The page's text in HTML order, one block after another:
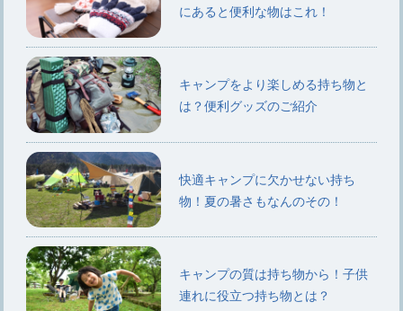
にあると便利な物はこれ！
キャンプをより楽しめる持ち物と
は？便利グッズのご紹介
快適キャンプに欠かせない持ち
物！夏の暑さもなんのその！
キャンプの質は持ち物から！子供
連れに役立つ持ち物とは？